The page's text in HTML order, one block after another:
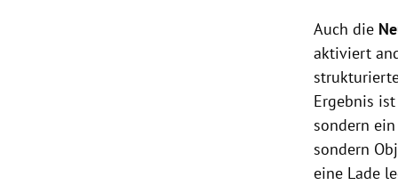
Auch die
aktiviert
Ergebnis
sondern
sondern
eine Lade